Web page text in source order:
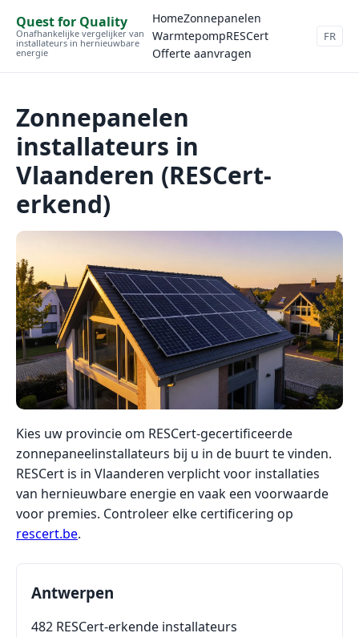
Quest for Quality
Onafhankelijke vergelijker van
installateurs in hernieuwbare
energie
HomeZonnepanelen
WarmtepompRESCert
Offerte aanvragen
FR
Zonnepanelen
installateurs in
Vlaanderen (RESCert-
erkend)
Kies uw provincie om RESCert-gecertificeerde
zonnepaneelinstallateurs bij u in de buurt te vinden.
RESCert is in Vlaanderen verplicht voor installaties
van hernieuwbare energie en vaak een voorwaarde
voor premies. Controleer elke certificering op
rescert.be.
Antwerpen
482 RESCert-erkende installateurs